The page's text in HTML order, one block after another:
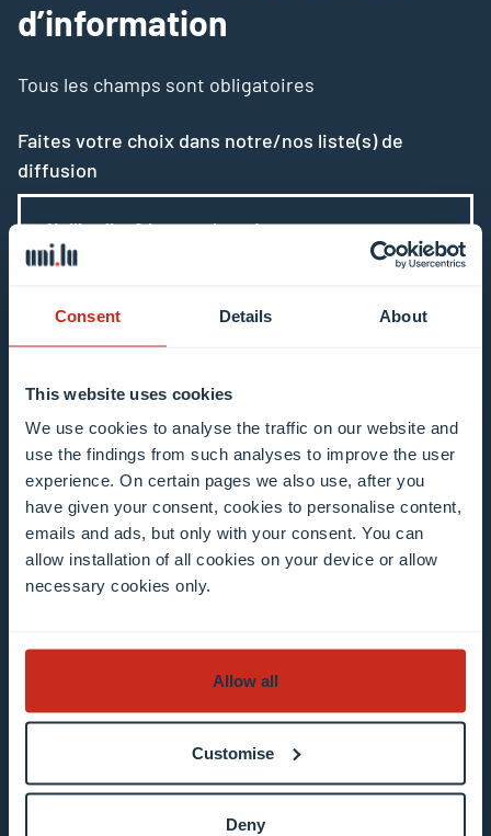
Consent Details About
This website uses cookies
We use cookies to analyse the traffic on our website and
use the findings from such analyses to improve the user
experience. On certain pages we also use, after you
have given your consent, cookies to personalise content,
emails and ads, but only with your consent. You can
allow installation of all cookies on your device or allow
necessary cookies only.
Allow all
Customise
Deny
d’information
Tous les champs sont obligatoires
Faites votre choix dans notre/nos liste(s) de
diffusion
Mailing list 0 items selected
Introduisez votre adresse e-mail
J’accepte que mon adresse e-mail serve à mon
inscription aux bulletins d’information de
l’Université. J’ai compris que je peux me
En savoir plus sur le traitement des données.
S’inscrire maintenant